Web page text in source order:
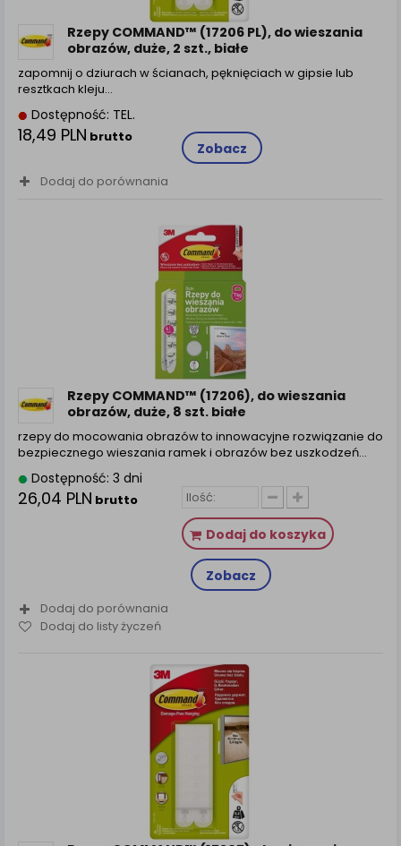
Rzepy COMMAND™ (17206 PL), do wieszania
obrazów, duże, 2 szt., białe
zapomnij o dziurach w ścianach, pęknięciach w gipsie lub
resztkach kleju…
Dostępność: TEL.
18,49 PLN brutto
Zobacz
Dodaj do porównania
Rzepy COMMAND™ (17206), do wieszania
obrazów, duże, 8 szt. białe
rzepy do mocowania obrazów to innowacyjne rozwiązanie do
bezpiecznego wieszania ramek i obrazów bez uszkodzeń…
Dostępność: 3 dni
26,04 PLN brutto
Dodaj do koszyka
Zobacz
Dodaj do porównania
Dodaj do listy życzeń
zamówienia na Państwa email lub wyświetlenie
Państwu prawidłowych informacji o promocjach czy
cenach indywidualnych, ważna jest Państwa
wcześniejsza zgoda której udzieliliście podczas
zakładania konta.
dowolnym momencie wycofać.
Polityka prywatności (rozwiń)
Klauzula Informacyjna (rozwiń)